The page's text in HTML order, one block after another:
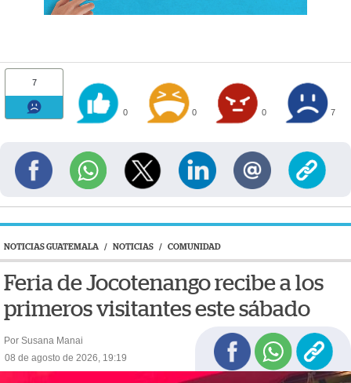
7
0 0 0 7
NOTICIAS GUATEMALA / NOTICIAS / COMUNIDAD
Feria de Jocotenango recibe a los
primeros visitantes este sábado
Por Susana Manai
08 de agosto de 2026, 19:19